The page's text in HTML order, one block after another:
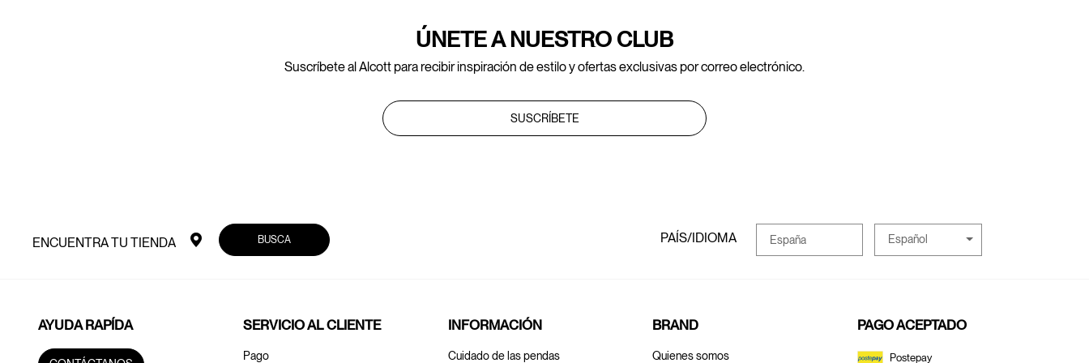
ÚNETE A NUESTRO CLUB
Suscríbete al Alcott para recibir inspiración de estilo y ofertas exclusivas por correo electrónico.
SUSCRÍBETE
ENCUENTRA TU TIENDA BUSCA PAÍS/IDIOMA España Español
AYUDA RAPÍDA SERVICIO AL CLIENTE
Pago
INFORMACIÓN
Cuidado de las pendas
BRAND
Quienes somos
PAGO ACEPTADO
Postepay